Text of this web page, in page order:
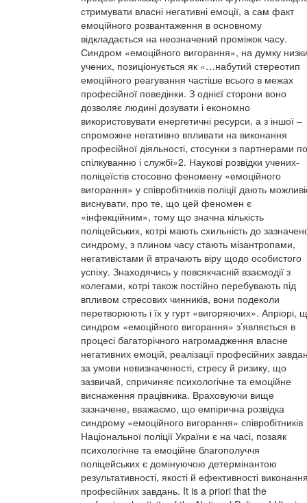
стримувати власні негативні емоції, а сам факт
емоційного розвантаження в основному
відкладається на неозначений проміжок часу.
Синдром «емоційного вигорання», на думку
учених, позиціонується як «…набутий стереотип
емоційного реагування частіше всього в межах
професійної поведінки. З однієї сторони воно
дозволяє людині дозувати і економно
використовувати енергетичні ресурси, а з іншої –
спроможне негативно впливати на виконання
професійної діяльності, стосунки з партнерами по
спілкуванню і службі»2. Наукові розвідки учених-
поліцеїстів стосовно феномену «емоційного
вигорання» у співробітників поліції дають
виснувати, про те, що цей феномен є
«інфекційним», тому що значна кількість
поліцейських, котрі мають схильність до
синдрому, з плином часу стають мізантропами,
негативістами й втрачають віру щодо особистого
успіху. Знаходячись у повсякчасній взаємодії з
колегами, котрі також постійно перебувають під
впливом стресових чинників, вони подеколи
перетворюють і їх у гурт «вигоряючих». Апріорі,
синдром «емоційного вигорання» з’являється в
процесі багаторічного нагромадження власне
негативних емоцій, реалізації професійних
за умови невизначеності, стресу й ризику, що
зазвичай, спричиняє психологічне та емоційне
виснаження працівника. Враховуючи вище
зазначене, вважаємо, що емпірична розвідка
синдрому «емоційного вигорання» співробітників
Національної поліції України є на часі, позаяк
психологічне та емоційне благополуччя
поліцейських є домінуючою детермінантою
результативності, якості й ефективності
професійних завдань. It is a priori that the